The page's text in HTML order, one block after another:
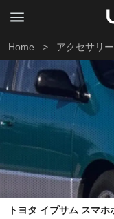
Home > アクセサリー
トヨタ イプサム スマ